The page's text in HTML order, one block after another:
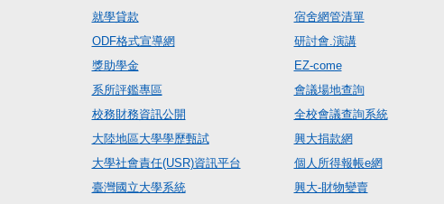
就學貸款
ODF格式宣導網
獎助學金
系所評鑑專區
校務財務資訊公開
大陸地區大學學歷甄試
大學社會責任(USR)資訊平台
臺灣國立大學系統
宿舍網管清單
研討會.演講
EZ-come
會議場地查詢
全校會議查詢系統
興大捐款網
個人所得報帳e網
興大-財物變賣